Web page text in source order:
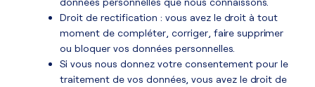
Droit de rectification : vous avez le droit à tout
moment de compléter, corriger, faire supprimer
ou bloquer vos données personnelles.
Si vous nous donnez votre consentement pour le
traitement de vos données, vous avez le droit de